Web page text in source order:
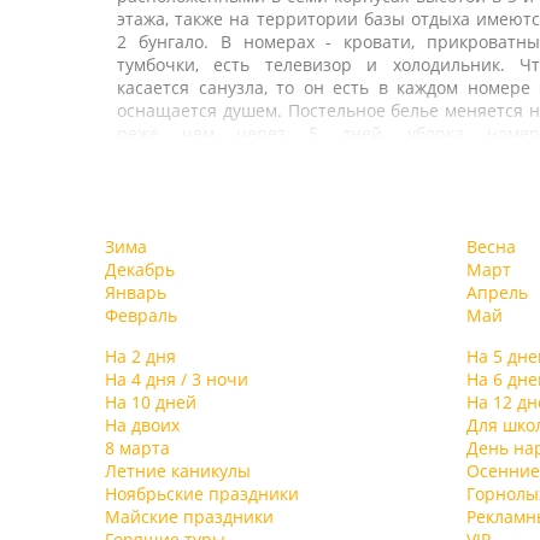
этажа, также на территории базы отдыха
2 бунгало. В номерах - кровати,
тумбочки, есть телевизор и холодильник.
касается санузла, то он есть в каждом номере
оснащается душем. Постельное белье меняется
реже чем через 5 дней, уборка номера
сауной. На территории базы отдыха есть открытый
бассейн – им могут бесплатно пользоваться все
гости. Также база отдыха располагает собственным
магазином, в котором можно приобрести как
сувениры, так и продукты. К услугам отдыхающих
открытая парковка, сейфовые ячейки на
регистрации. При желании на базе
арендовать пляжный и спортивный
яхту и прочие водомоторные
средства, заказать авиа и ж\д билеты, такси
экскурсионную поездку. Также на территории
комната для бильярда, проводятся дискотеки
танцевальной площадке. Любителям
предлагается настольный теннис.
Комплекс базы отдыха «Торнадо»
Новомихайловском рассчитан на
любой категории – удобное
Зима
Декабрь
Январь
Февраль
Весна
Март
Апрель
Май
На 2 дня
На 5
На 4 дня / 3 ночи
На 6
На 10 дней
На 12
На двоих
Для
8 марта
День
Летние каникулы
Ноябрьские праздники
Майские праздники